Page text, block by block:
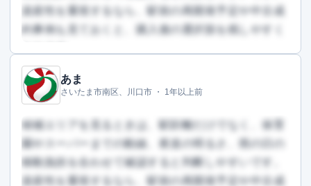
資産性を重視するなら、駅前の再開発予定や中古成
約事例も見ておくと、購入後の選択肢を残しやすく
この回答を読むには会員登録が必要です
（文字数：463文字）
あま
さいたま市南区、川口市 ・ 1年以上前
候補エリアを見るときは、駅距離だけでなく、保育
園やスーパーまでの動線、夜道の明るさ、雨の日の
移動負担を合わせて確認すると判断しやすいです。
資産性を重視するなら、駅前の再開発予定や中古成